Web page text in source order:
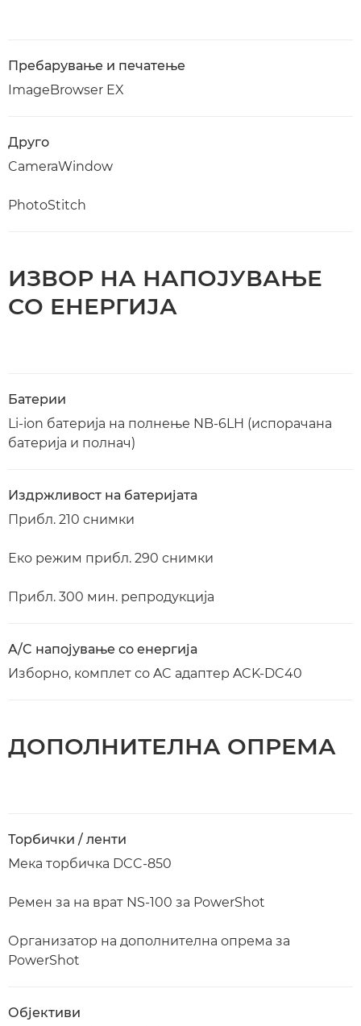
Пребарување и печатење
ImageBrowser EX
Друго
CameraWindow
PhotoStitch
ИЗВОР НА НАПОЈУВАЊЕ
СО ЕНЕРГИЈА
Батерии
Li-ion батерија на полнење NB-6LH (испорачана
батерија и полнач)
Издржливост на батеријата
Прибл. 210 снимки
Еко режим прибл. 290 снимки
Прибл. 300 мин. репродукција
A/C напојување со енергија
Изборно, комплет со AC адаптер ACK-DC40
ДОПОЛНИТЕЛНА ОПРЕМА
Торбички / ленти
Мека торбичка DCC-850
Ремен за на врат NS-100 за PowerShot
Организатор на дополнителна опрема за
PowerShot
Објективи